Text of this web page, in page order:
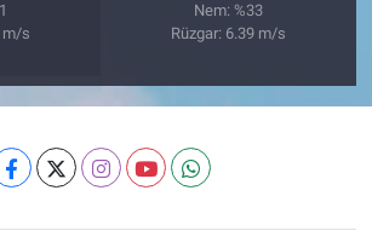
m/s
Nem: %33
Rüzgar: 6.39 m/s